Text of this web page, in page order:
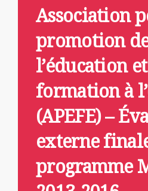
Association
promotion
l’éducation
formation à
(APEFE) –
externe
programme